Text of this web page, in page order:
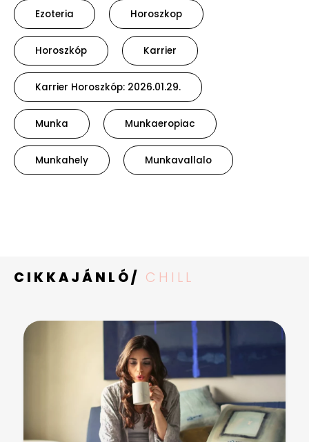
Ezoteria Horoszkop
Horoszkóp Karrier
Karrier Horoszkóp: 2026.01.29.
Munka Munkaeropiac
Munkahely Munkavallalo
CIKKAJÁNLÓ/ CHILL